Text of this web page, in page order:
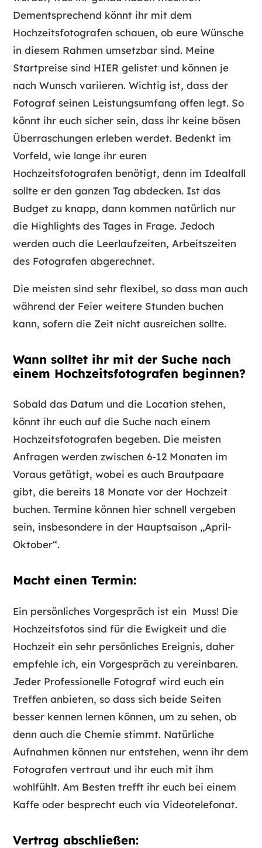
Dementsprechend könnt ihr mit dem
Hochzeitsfotografen schauen, ob eure Wünsche
in diesem Rahmen umsetzbar sind. Meine
Startpreise sind HIER gelistet und können je
nach Wunsch variieren. Wichtig ist, dass der
Fotograf seinen Leistungsumfang offen legt. So
könnt ihr euch sicher sein, dass ihr keine bösen
Überraschungen erleben werdet. Bedenkt im
Vorfeld, wie lange ihr euren
Hochzeitsfotografen benötigt, denn im Idealfall
sollte er den ganzen Tag abdecken. Ist das
Budget zu knapp, dann kommen natürlich nur
die Highlights des Tages in Frage. Jedoch
werden auch die Leerlaufzeiten, Arbeitszeiten
des Fotografen abgerechnet.
Die meisten sind sehr flexibel, so dass man auch
während der Feier weitere Stunden buchen
kann, sofern die Zeit nicht ausreichen sollte.
Wann solltet ihr mit der Suche nach
einem Hochzeitsfotografen beginnen?
Sobald das Datum und die Location stehen,
könnt ihr euch auf die Suche nach einem
Hochzeitsfotografen begeben. Die meisten
Anfragen werden zwischen 6-12 Monaten im
Voraus getätigt, wobei es auch Brautpaare
gibt, die bereits 18 Monate vor der Hochzeit
buchen. Termine können hier schnell vergeben
sein, insbesondere in der Hauptsaison „April-
Oktober“.
Macht einen Termin:
Ein persönliches Vorgespräch ist ein Muss! Die
Hochzeitsfotos sind für die Ewigkeit und die
Hochzeit ein sehr persönliches Ereignis, daher
empfehle ich, ein Vorgespräch zu vereinbaren.
Jeder Professionelle Fotograf wird euch ein
Treffen anbieten, so dass sich beide Seiten
besser kennen lernen können, um zu sehen, ob
denn auch die Chemie stimmt. Natürliche
Aufnahmen können nur entstehen, wenn ihr dem
Fotografen vertraut und ihr euch mit ihm
wohlfühlt. Am Besten trefft ihr euch bei einem
Kaffe oder besprecht euch via Videotelefonat.
Vertrag abschließen: